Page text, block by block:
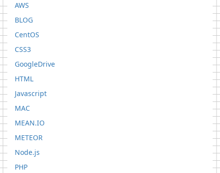
AWS
BLOG
CentOS
CSS3
GoogleDrive
HTML
Javascript
MAC
MEAN.IO
METEOR
Node.js
PHP